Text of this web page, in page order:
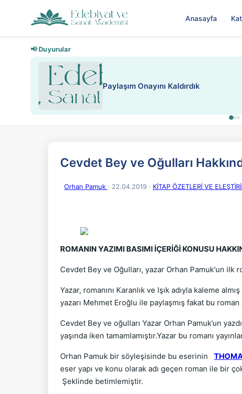
Anasayfa
📢 Duyurular
Nadir içeriklere kısıtlama ve kredi
Cevdet Bey ve Oğulları
Orhan Pamuk · 22.04.2019 · KİTAP ÖZETLERİ VE
ROMANIN YAZIMI BASIMI İÇERİĞİ KONUSU
Cevdet Bey ve Oğulları, yazar Orhan Pamuk'un ilk
Yazar, romanını Karanlık ve Işık adıyla kaleme
yazarı Mehmet Eroğlu ile paylaşmış fakat bu roman
Cevdet Bey ve oğulları Yazar Orhan Pamuk’un
yaşında iken tamamlamıştır.Yazar bu romanı
Orhan Pamuk bir söyleşisinde bu eserinin
eser yapı ve konu olarak adı geçen roman ile bir
Şeklinde betimlemiştir.